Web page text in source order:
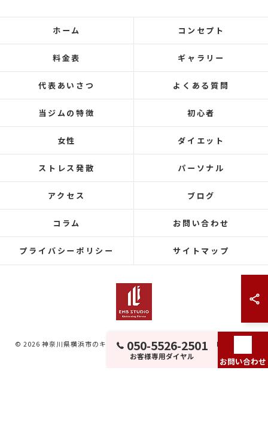
050-5526-2501
お客様専用ダイヤル お問い合わせ
ホーム コンセプト
料金表 ギャラリー
代表あいさつ よくある質問
当ジムの特徴 初心者
女性 ダイエット
ストレス発散 パーソナル
アクセス ブログ
コラム お問い合わせ
プライバシーポリシー サイトマップ
© 2026 神奈川県横浜市のキックボクシングならEMB Studio ALL RIGHTS
RESERVED.